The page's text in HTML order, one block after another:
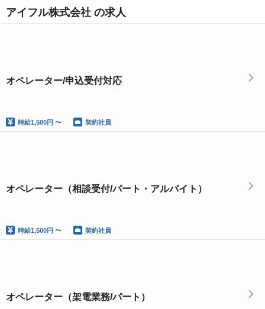
アイフル株式会社 の求人
オペレーター/申込受付対応
時給1,500円 〜 契約社員
オペレーター（相談受付/パート・アルバイト）
時給1,500円 〜 契約社員
オペレーター（架電業務/パート）